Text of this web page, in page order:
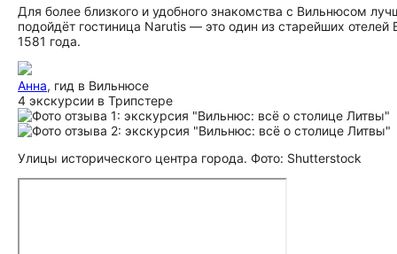
Для более близкого и удобного знакомства с Вильнюсом
подойдёт гостиница Narutis — это один из старейших
1581 года.
Анна, гид в Вильнюсе
4 экскурсии в Трипстере
Улицы исторического центра города. Фото: Shutterstock